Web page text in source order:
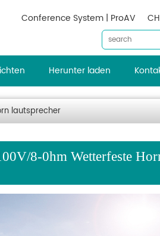
Conference System | ProAV
Herunter laden
lautsprecher
8-0hm Wetterfeste